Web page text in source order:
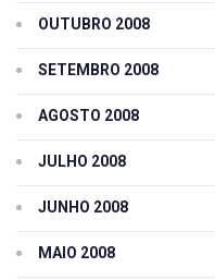
OUTUBRO 2008
SETEMBRO 2008
AGOSTO 2008
JULHO 2008
JUNHO 2008
MAIO 2008